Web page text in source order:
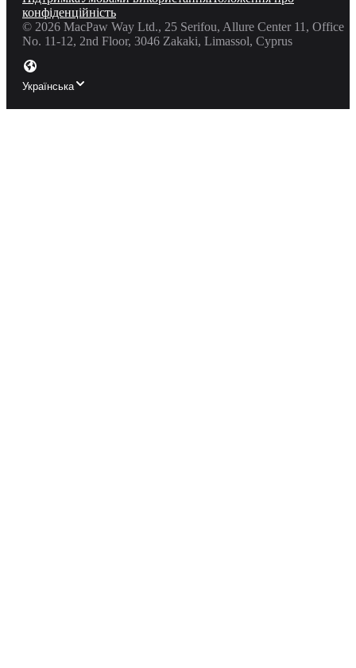
конфіденційність
© 2026 MacPaw Way Ltd., 25 Serifou, Allure Center 11, Office
No. 11-12, 2nd Floor, 3046 Zakaki, Limassol, Cyprus
Українська